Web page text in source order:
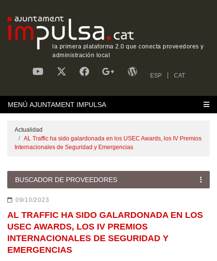
la primera plataforma 2.0 que conecta proveedores y
administración local
ESP CAT
MENÚ AJUNTAMENT IMPULSA
Actualidad
AL Traffic ha sido galardonada en los USEC Awards, los IV Premios
Internacionales de Seguridad y Emergencias
BUSCADOR DE PROVEEDORES
09/10/2023
AL TRAFFIC HA SIDO GALARDONADA EN LOS
USEC AWARDS, LOS IV PREMIOS
INTERNACIONALES DE SEGURIDAD Y
EMERGENCIAS